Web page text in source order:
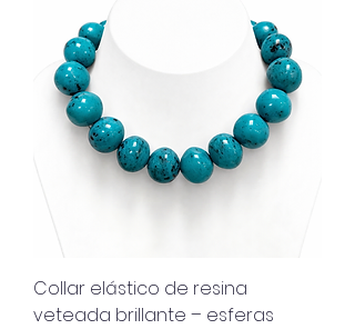
Collar elástico de resina
veteada brillante – esferas